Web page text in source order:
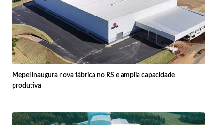
Mepel inaugura nova fábrica no RS e amplia capacidade
produtiva